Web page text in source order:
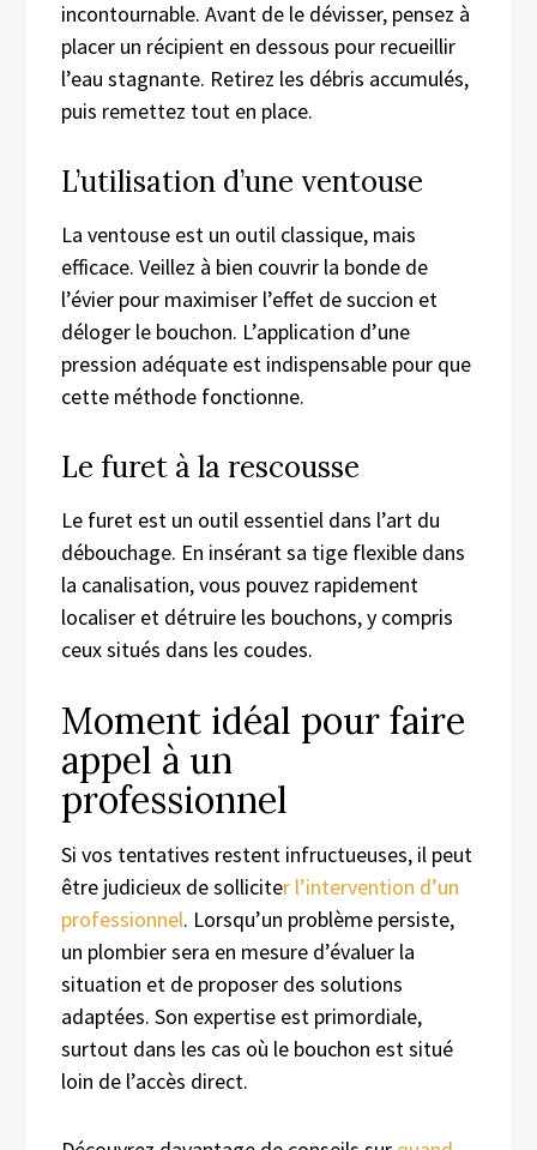
incontournable. Avant de le dévisser, pensez à
placer un récipient en dessous pour recueillir
l’eau stagnante. Retirez les débris accumulés,
puis remettez tout en place.
L’utilisation d’une ventouse
La ventouse est un outil classique, mais
efficace. Veillez à bien couvrir la bonde de
l’évier pour maximiser l’effet de succion et
déloger le bouchon. L’application d’une
pression adéquate est indispensable pour que
cette méthode fonctionne.
Le furet à la rescousse
Le furet est un outil essentiel dans l’art du
débouchage. En insérant sa tige flexible dans
la canalisation, vous pouvez rapidement
localiser et détruire les bouchons, y compris
ceux situés dans les coudes.
Moment idéal pour faire
appel à un
professionnel
Si vos tentatives restent infructueuses, il peut
être judicieux de solliciter l’intervention d’un
professionnel. Lorsqu’un problème persiste,
un plombier sera en mesure d’évaluer la
situation et de proposer des solutions
adaptées. Son expertise est primordiale,
surtout dans les cas où le bouchon est situé
loin de l’accès direct.